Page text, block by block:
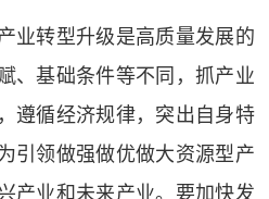
业转型升级是高质量发展的
、基础条件等不同，抓产业
遵循经济规律，突出自身特
引领做强做优做大资源型产
产业和未来产业。要加快发